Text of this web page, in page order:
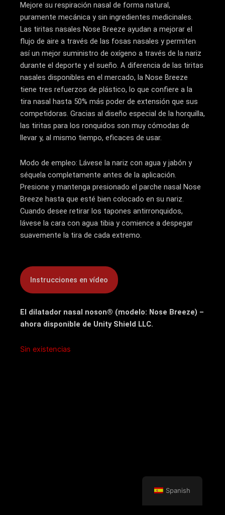
Mejore su respiración nasal de forma natural,
puramente mecánica y sin ingredientes medicinales.
Las tiritas nasales Nose Breeze ayudan a mejorar el
flujo de aire a través de las fosas nasales y permiten
así un mejor suministro de oxígeno a través de la nariz
durante el deporte y el sueño. A diferencia de las tiritas
nasales disponibles en el mercado, la Nose Breeze
tiene tres refuerzos de plástico, lo que confiere a la
tira nasal hasta 50% más poder de extensión que sus
competidoras. Gracias al diseño especial de la horquilla,
las tiritas para los ronquidos son muy cómodas de
llevar y, al mismo tiempo, eficaces de usar.
Modo de empleo: Lávese la nariz con agua y jabón y
séquela completamente antes de la aplicación.
Presione y mantenga presionado el parche nasal Nose
Breeze hasta que esté bien colocado en su nariz.
Cuando desee retirar los tapones antirronquidos,
lávese la cara con agua tibia y comience a despegar
suavemente la tira de cada extremo.
El dilatador nasal noson® (modelo: Nose Breeze) –
ahora disponible de Unity Shield LLC.
Sin existencias
Spanish